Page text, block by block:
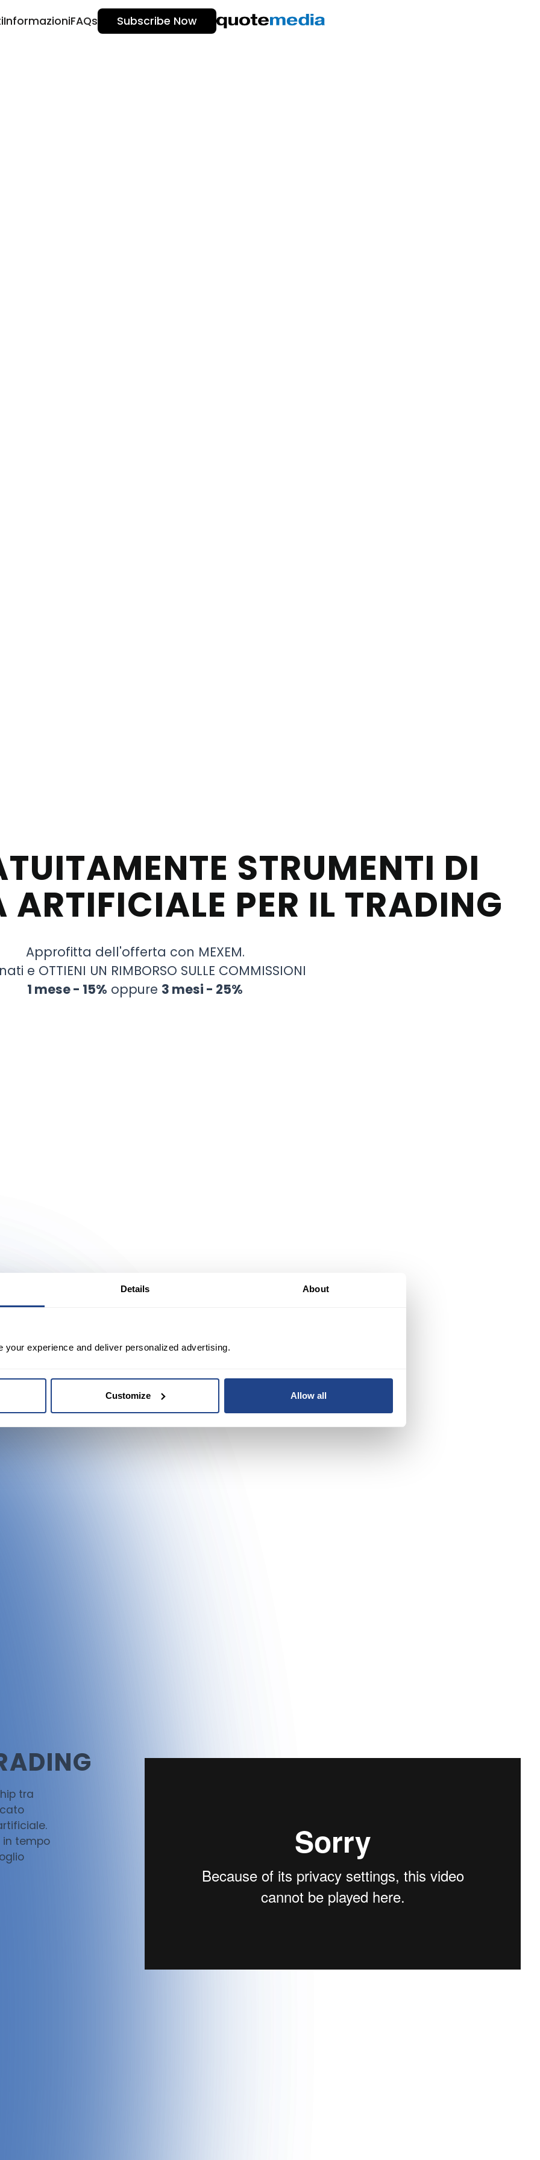
Details About
your experience and deliver personalized advertising.
Customize Allow all
InformazioniFAQs Subscribe Now
STRUMENTI DI
ARTIFICIALE PER IL TRADING
Approfitta dell'offerta con MEXEM.
e OTTIENI UN RIMBORSO SULLE COMMISSIONI
1 mese - 15% oppure 3 mesi - 25%
tra
tempo